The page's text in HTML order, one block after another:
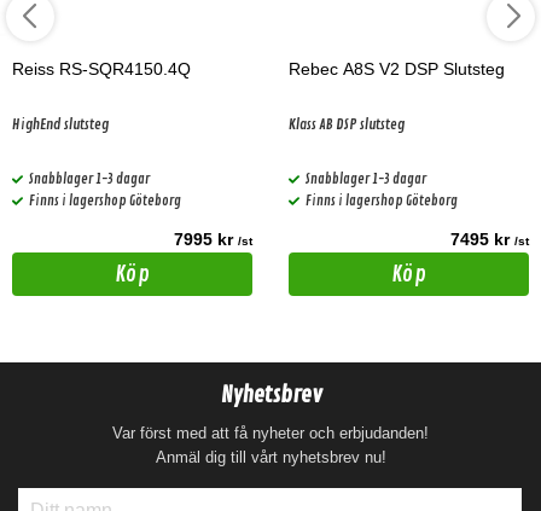
Reiss RS-SQR4150.4Q
HighEnd slutsteg
Snabblager 1-3 dagar
Finns i lagershop Göteborg
7995 kr /st
Köp
Rebec A8S V2 DSP Slutsteg
Klass AB DSP slutsteg
Snabblager 1-3 dagar
Finns i lagershop Göteborg
7495 kr /st
Köp
Nyhetsbrev
Var först med att få nyheter och erbjudanden!
Anmäl dig till vårt nyhetsbrev nu!